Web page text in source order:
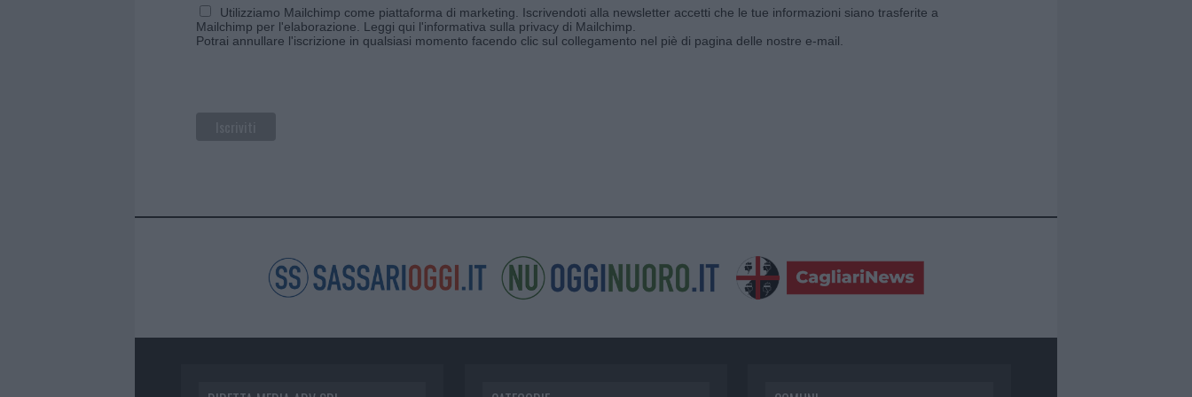
Utilizziamo Mailchimp come piattaforma di marketing. Iscrivendoti alla newsletter accetti che le tue informazioni siano trasferite a
Mailchimp per l'elaborazione. Leggi qui l'informativa sulla privacy di Mailchimp
Potrai annullare l'iscrizione in qualsiasi momento facendo clic sul collegamento nel piè di pagina delle nostre e-mail.